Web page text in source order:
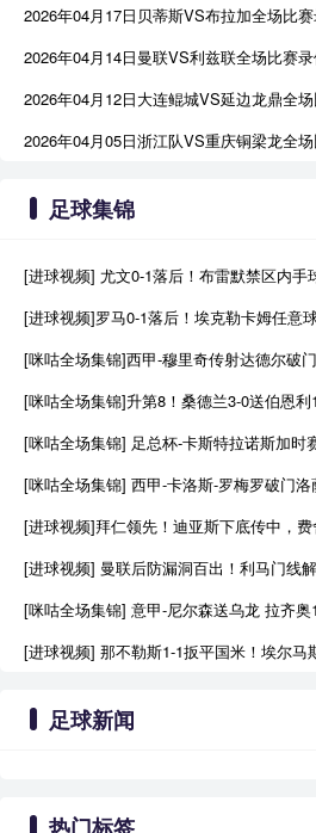
2026年04月17日贝蒂斯VS布拉加全场比
2026年04月14日曼联VS利兹联全场比赛
2026年04月12日大连鲲城VS延边龙鼎全
2026年04月05日浙江队VS重庆铜梁龙全
足球集锦
[进球视频] 尤文0-1落后！布雷默禁区内手
[进球视频]罗马0-1落后！埃克勒卡姆任意
[咪咕全场集锦]西甲-穆里奇传射达德尔破
[进球视频]拜仁领先！迪亚斯下底传中，
[咪咕全场集锦] 意甲-尼尔森送乌龙 拉齐奥
足球新闻
热门标签